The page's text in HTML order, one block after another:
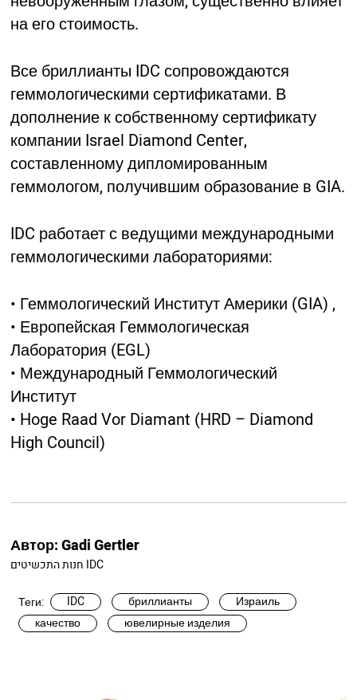
на его стоимость.
Все бриллианты IDC сопровождаются
геммологическими сертификатами. В
дополнение к собственному сертификату
компании Israel Diamond Center,
составленному дипломированным
геммологом, получившим образование в GIA.
IDC работает с ведущими международными
геммологическими лабораториями:
• Геммологический Институт Америки (GIA) ,
• Европейская Геммологическая
Лаборатория (EGL)
• Международный Геммологический
Институт
• Hoge Raad Vor Diamant (HRD – Diamond
High Council)
Автор:Gadi Gertler
חנות התכשיטים IDC
Теги: IDC бриллианты
Израиль
качество
ювелирные изделия